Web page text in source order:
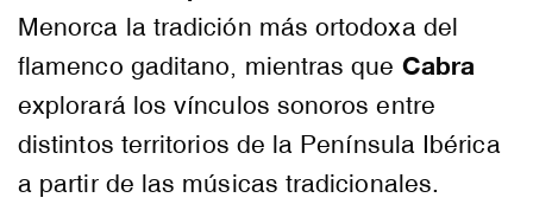
Menorca la tradición más ortodoxa del
flamenco gaditano, mientras que Cabra
explorará los vínculos sonoros entre
distintos territorios de la Península Ibérica
a partir de las músicas tradicionales.